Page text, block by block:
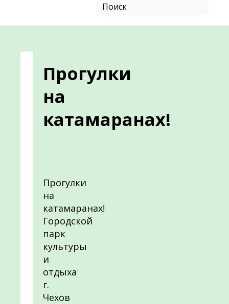
Прогулки
на
катамаранах!
Прогулки
на
катамаранах!
Городской
парк
культуры
и
отдыха
г.
Чехов